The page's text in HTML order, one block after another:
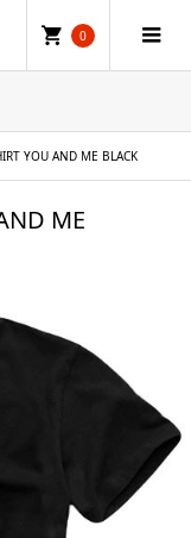
0
YOU AND ME BLACK
ME